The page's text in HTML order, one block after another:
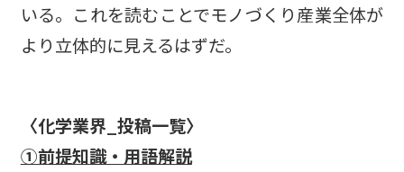
いる。これを読むことでモノづくり産業全体が
より立体的に見えるはずだ。
〈化学業界_投稿一覧〉
①前提知識・用語解説